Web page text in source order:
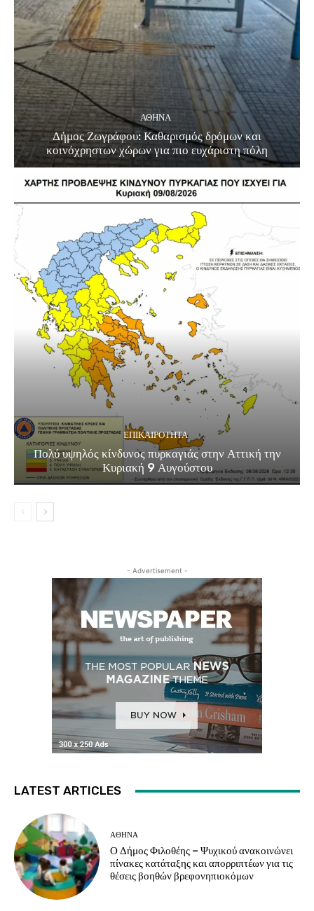
ΑΘΗΝΑ
Δήμος Ζωγράφου: Καθαρισμός δρόμων και
κοινόχρηστων χώρων για πιο ευχάριστη πόλη
ΕΠΙΚΑΙΡΟΤΗΤΑ
Πολύ υψηλός κίνδυνος πυρκαγιάς στην Αττική την
Κυριακή 9 Αυγούστου
- Advertisement -
LATEST ARTICLES
ΑΘΗΝΑ
Ο Δήμος Φιλοθέης – Ψυχικού ανακοινώνει
πίνακες κατάταξης και απορριπτέων για τις
θέσεις βοηθών βρεφονηπιοκόμων